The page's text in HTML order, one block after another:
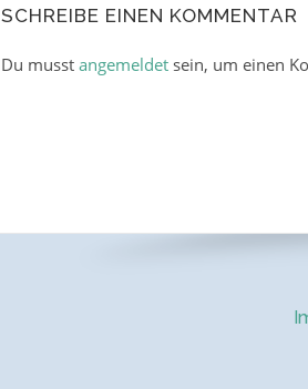
SCHREIBE EINEN KOMMENTAR
Du musst angemeldetsein, um einen